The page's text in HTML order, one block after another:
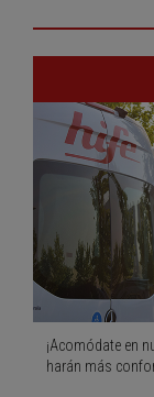
¡Acomódate en
harán más